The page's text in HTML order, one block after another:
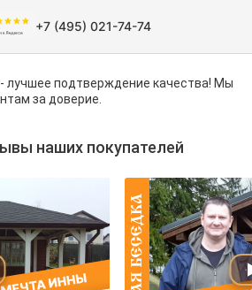
+7 (495) 021-74-74
лучшее подтверждение качества! Мы
за доверие.
наших покупателей